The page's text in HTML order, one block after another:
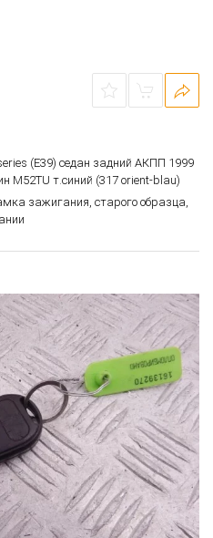
(E39) седан задний АКПП 1999
M52TU т.синий (317 orient-blau)
зажигания, старого образца,